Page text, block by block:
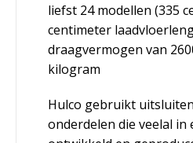
liefst 24 modellen (335
centimeter
draagvermogen van
kilogram
Hulco gebruikt
onderdelen die veelal in